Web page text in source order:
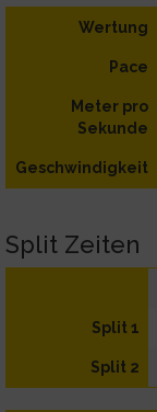
Wertung
Pace
Meter pro
Sekunde
Geschwindigkeit
Split Zeiten
Split 1
Split 2